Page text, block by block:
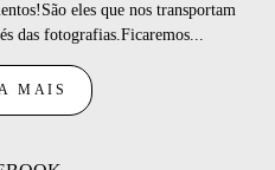
eles que nos transportam
das fotografias.Ficaremos...
MAIS